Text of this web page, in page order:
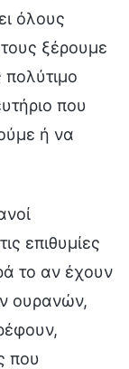
όλους
ξέρουμε
που
ή να
επιθυμίες
το αν έχουν
ουρανών,
που